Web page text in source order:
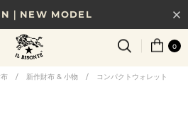
｜NEW MODEL
税込11,000円以上で送料無料
ら選べる、新しいギフトガイド
0
/ 新作財布 & 小物 / コンパクトウォレット